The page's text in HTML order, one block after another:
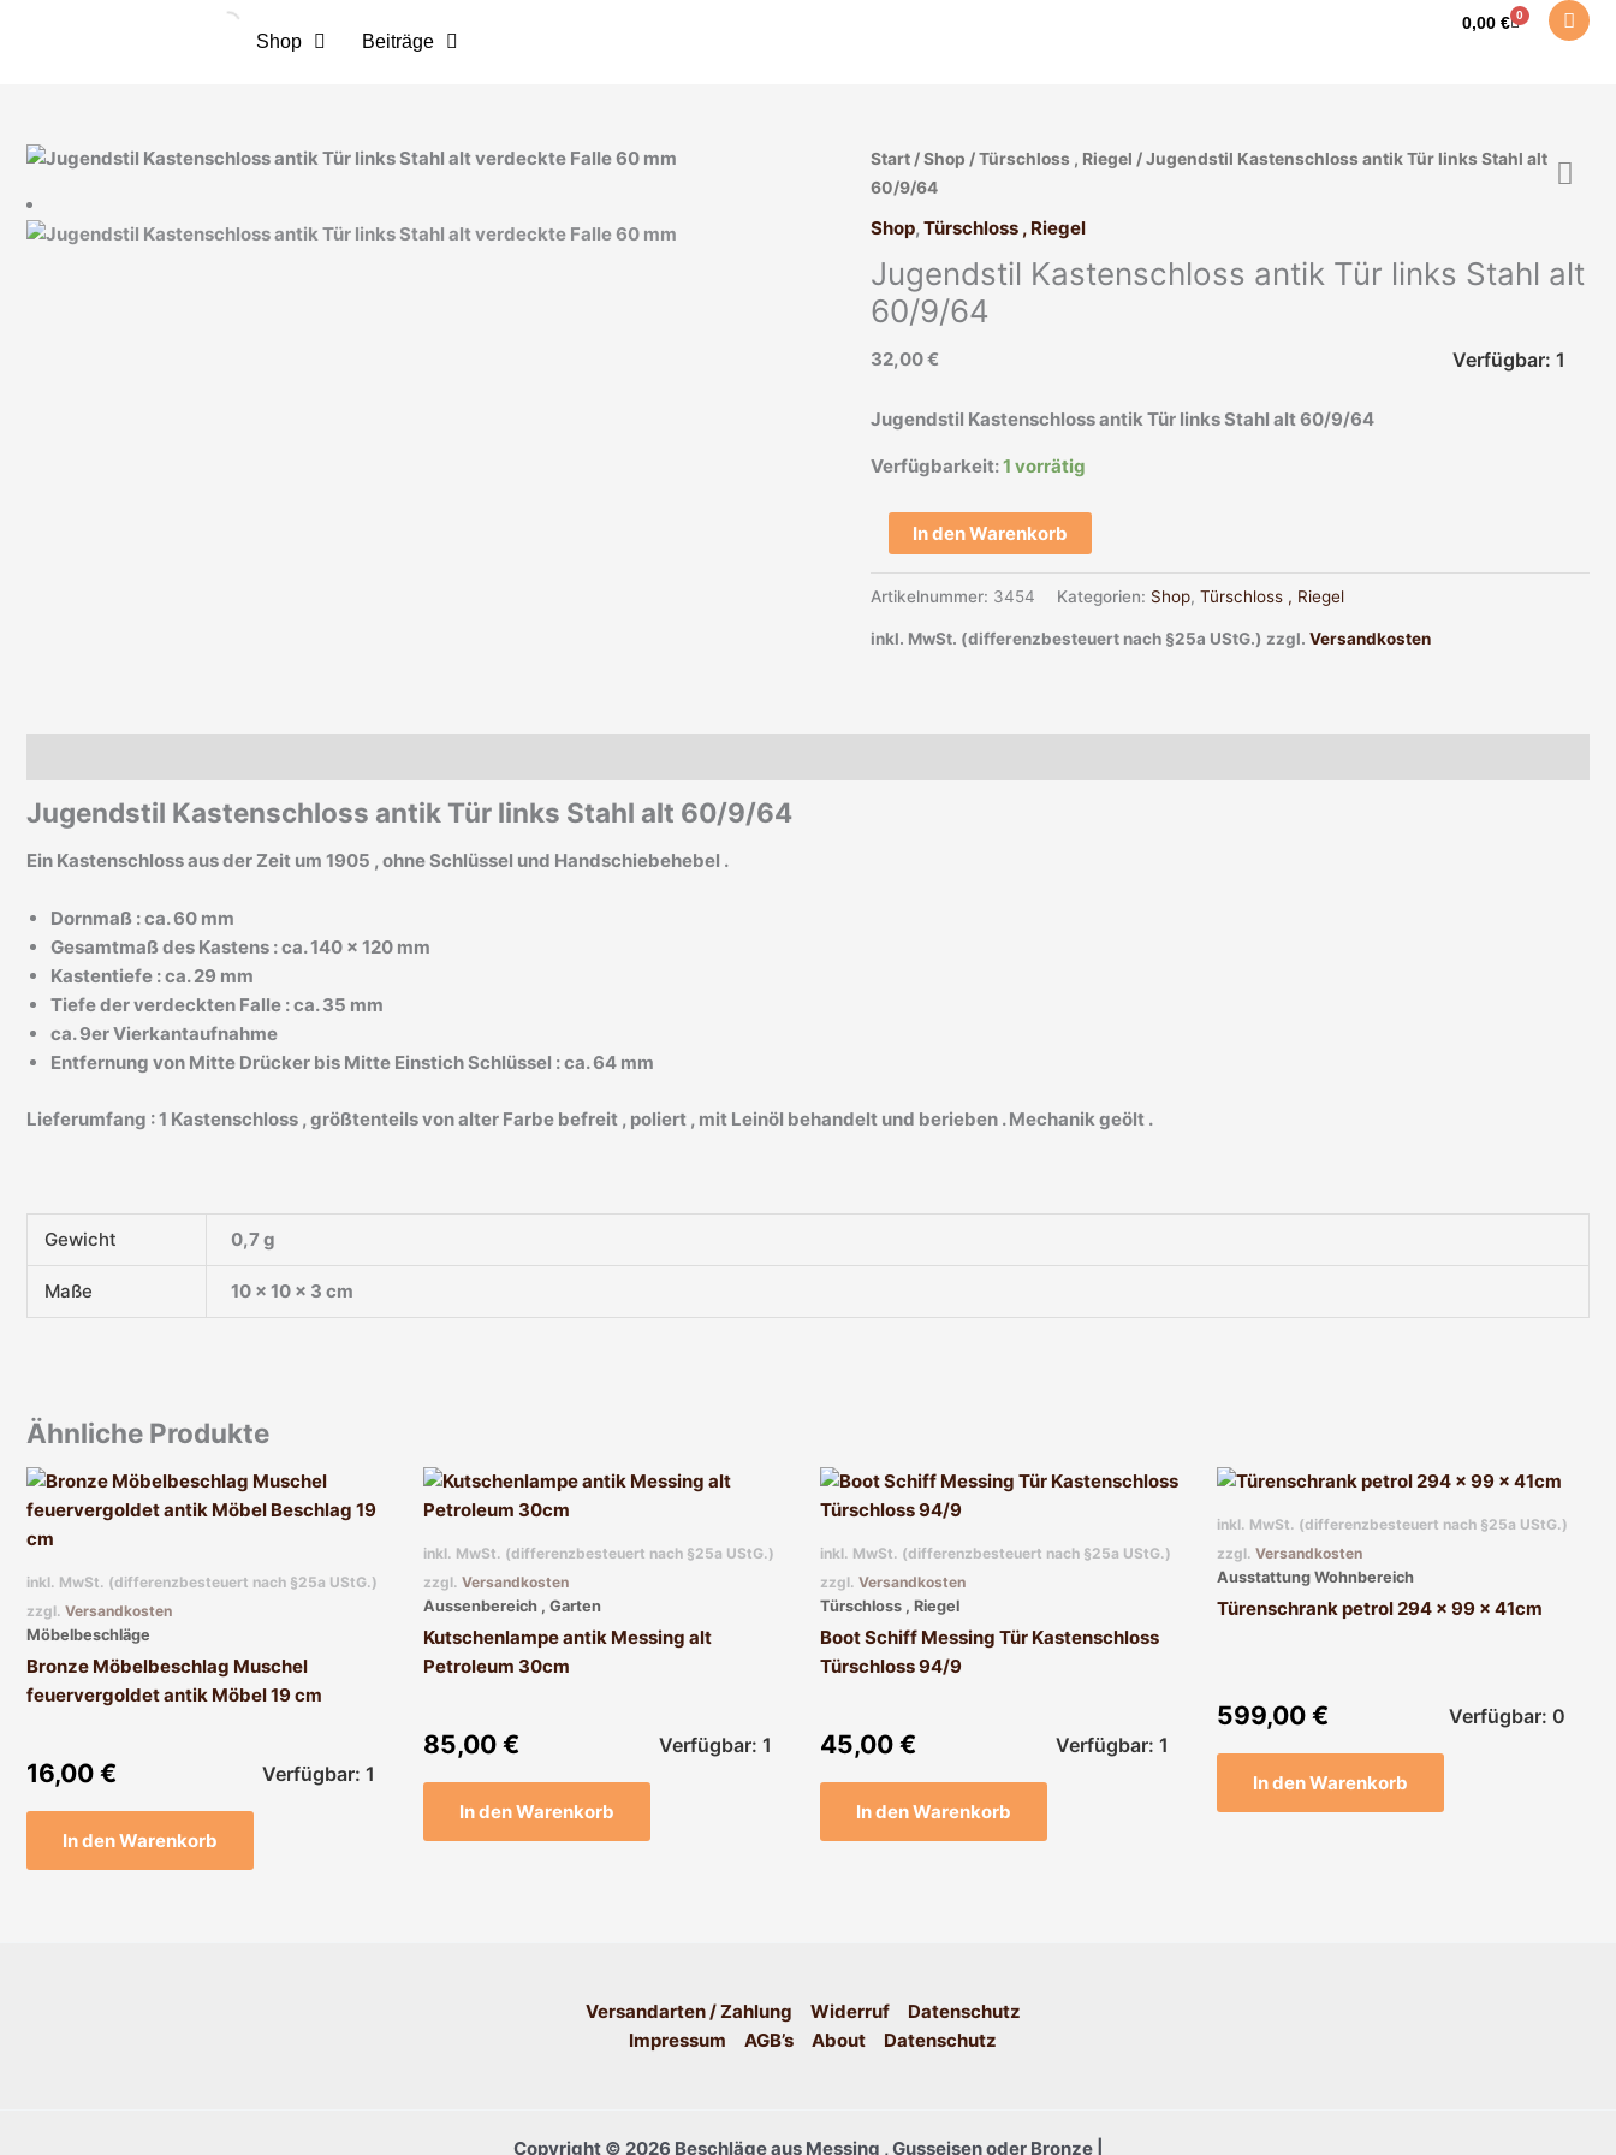
Shop Beiträge
0,00 € 0
Warenkorb
Start /Shop /Türschloss , Riegel / Jugendstil Kastenschloss antik Tür links Stahl alt
60/9/64
Shop, Türschloss , Riegel
Jugendstil Kastenschloss antik Tür links Stahl alt
60/9/64
32,00€ Verfügbar: 1
Jugendstil Kastenschloss antik Tür links Stahl alt 60/9/64
Verfügbarkeit:1 vorrätig
Jugendstil
Kastenschloss
links
Stahl
alt
60/9/64
In den Warenkorb
Artikelnummer: 3454 Kategorien: Shop, Türschloss , Riegel
inkl. MwSt. (differenzbesteuert nach §25a UStG.) zzgl. Versandkosten
Jugendstil Kastenschloss antik Tür links Stahl alt 60/9/64
Ein Kastenschloss aus der Zeit um 1905 , ohne Schlüssel und Handschiebehebel .
Dornmaß : ca. 60 mm
Gesamtmaß des Kastens : ca. 140 x 120 mm
Kastentiefe : ca. 29 mm
Tiefe der verdeckten Falle : ca. 35 mm
ca. 9er Vierkantaufnahme
Entfernung von Mitte Drücker bis Mitte Einstich Schlüssel : ca. 64 mm
Lieferumfang : 1 Kastenschloss , größtenteils von alter Farbe befreit , poliert , mit Leinöl behandelt und berieben . Mechanik geölt .
Gewicht 0,7 g
Maße 10 × 10 × 3 cm
Ähnliche Produkte
inkl. MwSt. (differenzbesteuert nach §25a UStG.)
zzgl. Versandkosten
Möbelbeschläge
Bronze Möbelbeschlag Muschel
feuervergoldet antik Möbel 19 cm
16,00 € Verfügbar: 1
In den Warenkorb
inkl. MwSt. (differenzbesteuert nach §25a UStG.)
zzgl. Versandkosten
Aussenbereich , Garten
Kutschenlampe antik Messing alt
Petroleum 30cm
85,00 € Verfügbar: 1
In den Warenkorb
inkl. MwSt. (differenzbesteuert nach §25a UStG.)
zzgl. Versandkosten
Türschloss , Riegel
Boot Schiff Messing Tür Kastenschloss
Türschloss 94/9
45,00 € Verfügbar: 1
In den Warenkorb
inkl. MwSt. (differenzbesteuert nach §25a UStG.)
zzgl. Versandkosten
Ausstattung Wohnbereich
Türenschrank petrol 294 x 99 x 41cm
599,00 € Verfügbar: 0
In den Warenkorb
Versandarten / Zahlung Widerruf
Datenschutz
Impressum
AGB’s About Datenschutz
Copyright © 2026 Beschläge aus Messing , Gusseisen oder Bronze |